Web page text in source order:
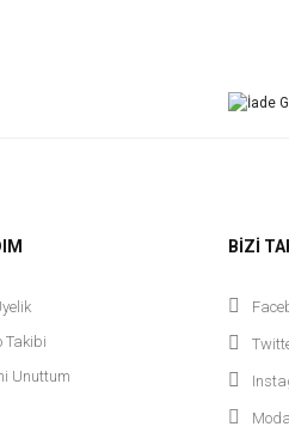
Takibi
Unuttum
BİZİ